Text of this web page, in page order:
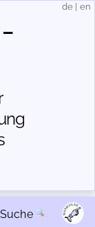
de en
Suche